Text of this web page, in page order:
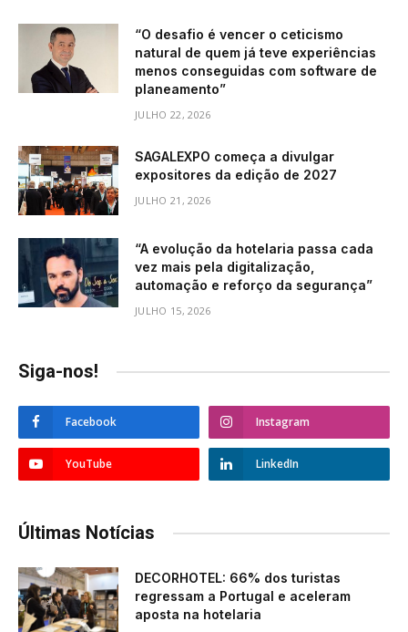
“O desafio é vencer o ceticismo
natural de quem já teve experiências
menos conseguidas com software de
planeamento”
JULHO 22, 2026
SAGALEXPO começa a divulgar
expositores da edição de 2027
JULHO 21, 2026
“A evolução da hotelaria passa cada
vez mais pela digitalização,
automação e reforço da segurança”
JULHO 15, 2026
Siga-nos!
Facebook Instagram
YouTube LinkedIn
Últimas Notícias
DECORHOTEL: 66% dos turistas
regressam a Portugal e aceleram
aposta na hotelaria